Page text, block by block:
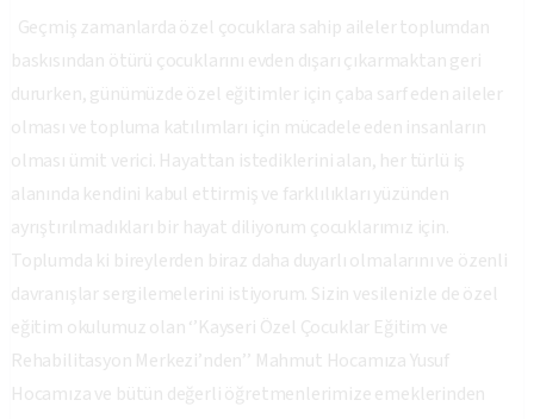
Geçmiş zamanlarda özel çocuklara sahip aileler toplumdan
baskısından ötürü çocuklarını evden dışarı çıkarmaktan geri
dururken, günümüzde özel eğitimler için çaba sarf eden aileler
olması ve topluma katılımları için mücadele eden insanların
olması ümit verici. Hayattan istediklerini alan, her türlü iş
alanında kendini kabul ettirmiş ve farklılıkları yüzünden
ayrıştırılmadıkları bir hayat diliyorum çocuklarımız için.
Toplumda ki bireylerden biraz daha duyarlı olmalarını ve özenli
davranışlar sergilemelerini istiyorum. Sizin vesilenizle de özel
eğitim okulumuz olan ‘’Kayseri Özel Çocuklar Eğitim ve
Rehabilitasyon Merkezi’nden’’ Mahmut Hocamıza Yusuf
Hocamıza ve bütün değerli öğretmenlerimize emeklerinden